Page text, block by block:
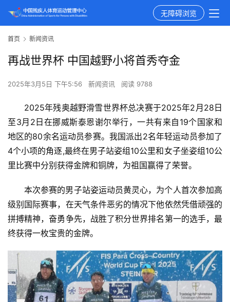
无障碍浏览
首页 新闻资讯
再战世界杯 中国越野小将首秀夺金
2025年3月5日 下午5:56 新闻资讯 阅读 9788
2025年残奥越野滑雪世界杯总决赛于2025年2月28日
至3月2日在挪威斯泰恩谢尔举行，一共有来自19个国家和
地区的80余名运动员参赛。我国派出2名年轻运动员参加了
4个小项的角逐,最终在男子站姿组10公里和女子坐姿组10公
里比赛中分别获得金牌和铜牌，为祖国赢得了荣誉。
本次参赛的男子站姿运动员黄灵心，为个人首次参加高
级别国际赛事，在天气条件恶劣的情况下他依然凭借顽强的
拼搏精神，奋勇争先，战胜了积分世界排名第一的选手，最
终获得一枚宝贵的金牌。